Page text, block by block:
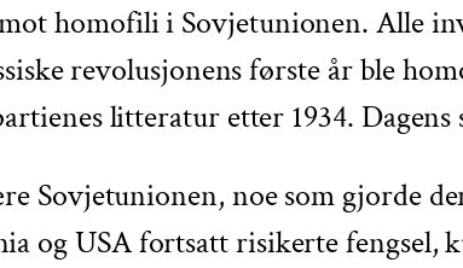
homofili i Sovjetunionen. Alle
revolusjonens første år ble
litteratur etter 1934.
Sovjetunionen, noe som gjorde
og USA fortsatt risikerte fengsel,